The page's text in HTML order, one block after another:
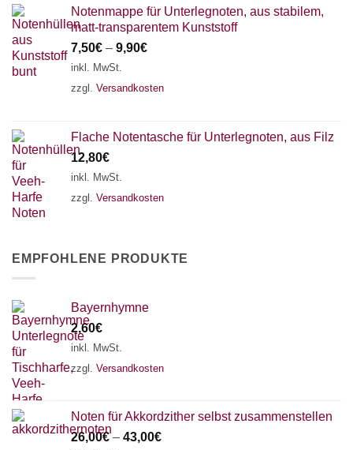
Notenmappe für Unterlegnoten, aus stabilem,
matt-transparentem Kunststoff
7,50€ – 9,90€
inkl. MwSt.
zzgl. Versandkosten
Flache Notentasche für Unterlegnoten, aus Filz
12,80€
inkl. MwSt.
zzgl. Versandkosten
EMPFOHLENE PRODUKTE
Bayernhymne
2,60€
inkl. MwSt.
zzgl. Versandkosten
Noten für Akkordzither selbst zusammenstellen
26,00€– 43,00€